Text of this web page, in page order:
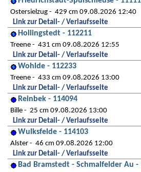
Ostersielzug
429 cm 09.08.2026 12:40
Link zur Detail- / Verlaufsseite
Hollingstedt - 112211
Treene
431 cm 09.08.2026 12:55
Link zur Detail- / Verlaufsseite
Wohlde - 112233
Treene
433 cm 09.08.2026 13:00
Link zur Detail- / Verlaufsseite
Reinbek - 114094
Bille
25 cm 09.08.2026 13:00
Link zur Detail- / Verlaufsseite
Wulksfelde - 114103
Alster
46 cm 09.08.2026 12:00
Link zur Detail- / Verlaufsseite
Bad Bramstedt - Schmalfelder Au -